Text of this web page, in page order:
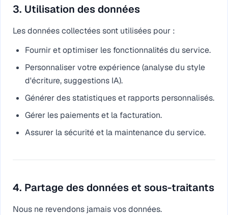
3. Utilisation des données
Les données collectées sont utilisées pour :
Fournir et optimiser les fonctionnalités du service.
Personnaliser votre expérience (analyse du style
d'écriture, suggestions IA).
Générer des statistiques et rapports personnalisés.
Gérer les paiements et la facturation.
Assurer la sécurité et la maintenance du service.
4. Partage des données et sous-traitants
Nous ne revendons jamais vos données.